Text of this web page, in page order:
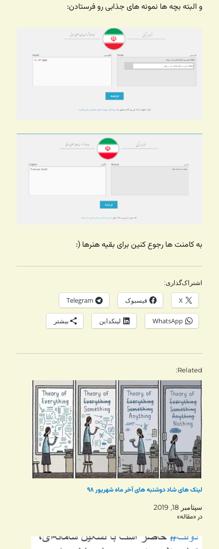
و البته بچه ها نمونه های جذابی رو فرستادن:
به کامنت ها رجوع کنین برای بقیه هنرها (:
اشتراک‌گذاری:
X فیسبوک Telegram
WhatsApp لینکداین بیشتر
Related
لینک های شاد دوشنبه های آخر ماه شهریور ۹۸
سپتامبر 18, 2019
در «مقاله»